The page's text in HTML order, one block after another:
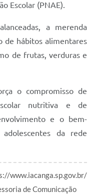
Escolar (PNAE).
a merenda
de hábitos alimentares
de frutas, verduras e
o compromisso de
nutritiva e de
e o bem-
da rede
www.iacanga.sp.gov.br/
de Comunicação